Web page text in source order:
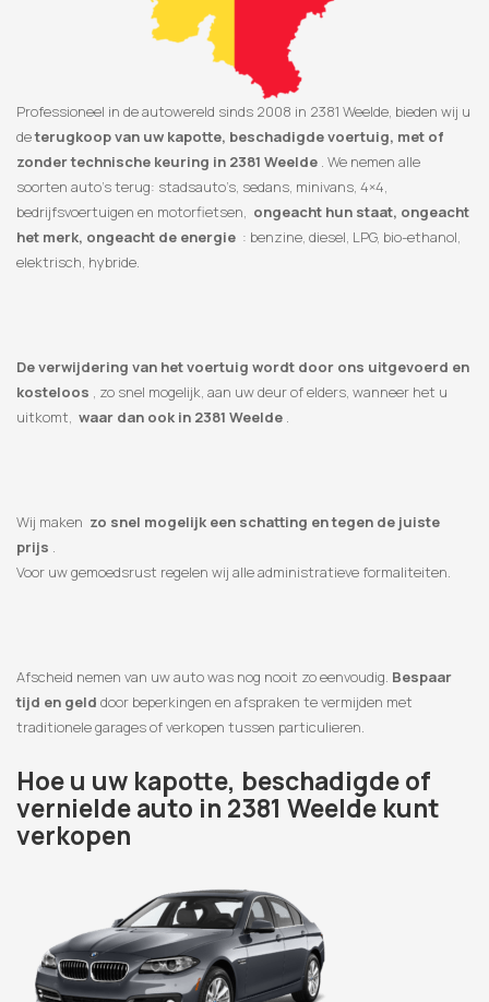
Professioneel in de autowereld sinds 2008 in 2381 Weelde, bieden wij u
deterugkoop van uw kapotte, beschadigde voertuig, met of
zonder technische keuring in 2381 Weelde . We nemen alle
soorten auto’s terug: stadsauto’s, sedans, minivans, 4×4,
bedrijfsvoertuigen en motorfietsen, ongeacht hun staat, ongeacht
het merk, ongeacht de energie : benzine, diesel, LPG, bio-ethanol,
elektrisch, hybride.
De verwijdering van het voertuig wordt door ons uitgevoerd en
kosteloos , zo snel mogelijk, aan uw deur of elders, wanneer het u
uitkomt, waar dan ook in 2381 Weelde .
Wij maken zo snel mogelijk een schatting en tegen de juiste
prijs .
Voor uw gemoedsrust regelen wij alle administratieve formaliteiten.
Afscheid nemen van uw auto was nog nooit zo eenvoudig. Bespaar
tijd en geld door beperkingen en afspraken te vermijden met
traditionele garages of verkopen tussen particulieren.
Hoe u uw kapotte, beschadigde of
vernielde auto in 2381 Weelde kunt
verkopen